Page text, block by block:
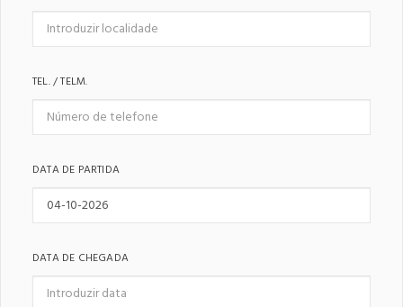
TEL. / TELM.
DATA DE PARTIDA
DATA DE CHEGADA